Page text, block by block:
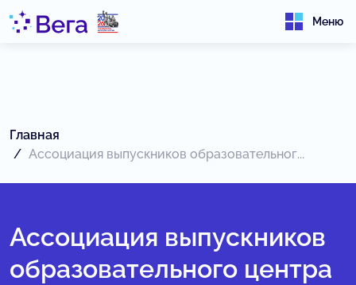
Меню
Главная
Ассоциация выпускников образовательног...
Ассоциация выпускников
образовательного центра